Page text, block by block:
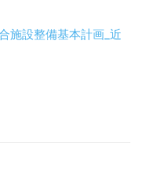
施設整備基本計画_近